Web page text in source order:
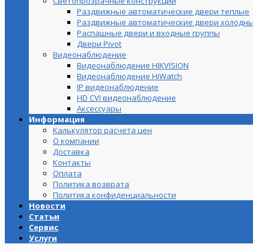
Раздвижные автоматические двери теплые
Раздвижные автоматические двери
Распашные двери и входные группы
Двери Pivot
Видеонаблюдение
Видеонаблюдение HIKVISION
Видеонаблюдение HiWatch
IP видеонаблюдение
HD CVI видеонаблюдение
Аксессуары
Информация
Калькулятор расчета цен
О компании
Доставка
Контакты
Оплата
Политика возврата
Политика конфиденциальности
Новости
Статьи
Сервис
Услуги